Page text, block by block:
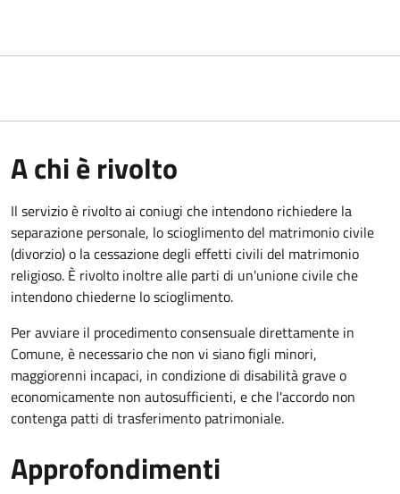
A chi è rivolto
Il servizio è rivolto ai coniugi che intendono richiedere la
separazione personale, lo scioglimento del matrimonio civile
(divorzio) o la cessazione degli effetti civili del matrimonio
religioso. È rivolto inoltre alle parti di un'unione civile che
intendono chiederne lo scioglimento.
Per avviare il procedimento consensuale direttamente in
Comune, è necessario che non vi siano figli minori,
maggiorenni incapaci, in condizione di disabilità grave o
economicamente non autosufficienti, e che l'accordo non
contenga patti di trasferimento patrimoniale.
Approfondimenti